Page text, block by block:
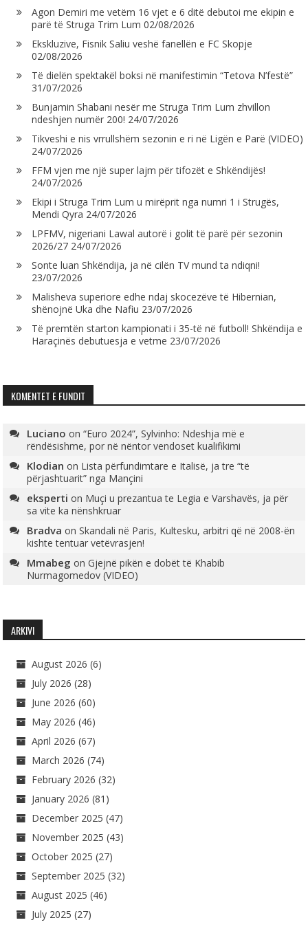
Agon Demiri me vetëm 16 vjet e 6 ditë debutoi me ekipin e
parë të Struga Trim Lum 02/08/2026
Ekskluzive, Fisnik Saliu veshë fanellën e FC Skopje
02/08/2026
Të dielën spektakël boksi në manifestimin “Tetova N’festë”
31/07/2026
Bunjamin Shabani nesër me Struga Trim Lum zhvillon
ndeshjen numër 200! 24/07/2026
Tikveshi e nis vrrullshëm sezonin e ri në Ligën e Parë (VIDEO)
24/07/2026
FFM vjen me një super lajm për tifozët e Shkëndijës!
24/07/2026
Ekipi i Struga Trim Lum u mirëprit nga numri 1 i Strugës,
Mendi Qyra 24/07/2026
LPFMV, nigeriani Lawal autorë i golit të parë për sezonin
2026/27 24/07/2026
Sonte luan Shkëndija, ja në cilën TV mund ta ndiqni!
23/07/2026
Malisheva superiore edhe ndaj skocezëve të Hibernian,
shënojnë Uka dhe Nafiu 23/07/2026
Të premtën starton kampionati i 35-të në futboll! Shkëndija e
Haraçinës debutuesja e vetme 23/07/2026
KOMENTET E FUNDIT
Luciano on“Euro 2024”, Sylvinho: Ndeshja më e
rëndësishme, por në nëntor vendoset kualifikimi
Klodian on Lista përfundimtare e Italisë, ja tre “të
përjashtuarit” nga Mançini
eksperti on Muçi u prezantua te Legia e Varshavës, ja për
sa vite ka nënshkruar
Bradva onSkandali në Paris, Kultesku, arbitri që në 2008-ën
kishte tentuar vetëvrasjen!
Mmabeg onGjejnë pikën e dobët të Khabib
Nurmagomedov (VIDEO)
ARKIVI
August 2026 (6)
July 2026 (28)
June 2026 (60)
May 2026 (46)
April 2026 (67)
March 2026 (74)
February 2026 (32)
January 2026 (81)
December 2025 (47)
November 2025 (43)
October 2025 (27)
September 2025 (32)
August 2025 (46)
July 2025 (27)